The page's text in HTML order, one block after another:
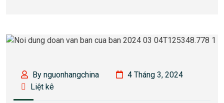
By nguonhangchina
4 Tháng 3, 2024
Liệt kê